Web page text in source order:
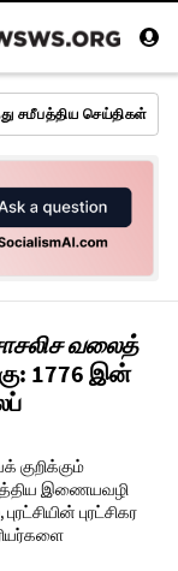
சமீபத்திய செய்திகள்
வலைத்
1776 இன்
குறிக்கும்
இணையவழி
புரட்சிகர